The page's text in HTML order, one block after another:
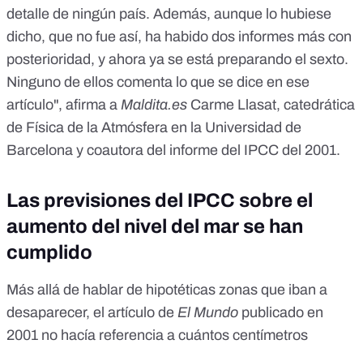
detalle de ningún país. Además, aunque lo hubiese
dicho, que no fue así, ha habido dos informes más con
posterioridad, y ahora ya se está preparando el sexto.
Ninguno de ellos comenta lo que se dice en ese
artículo", afirma a Maldita.es Carme Llasat, catedrática
de Física de la Atmósfera en la Universidad de
Barcelona y coautora del informe del IPCC del 2001.
Las previsiones del IPCC sobre el
aumento del nivel del mar se han
cumplido
Más allá de hablar de hipotéticas zonas que iban a
desaparecer, el artículo de El Mundo publicado en
2001 no hacía referencia a cuántos centímetros